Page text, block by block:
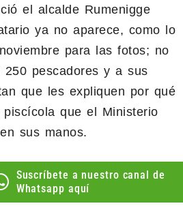
el alcalde Rumenigge
ya no aparece, como lo
para las fotos; no
pescadores y a sus
que les expliquen por qué
que el Ministerio
sus manos.
Suscríbete a nuestro canal de
Whatsapp aquí